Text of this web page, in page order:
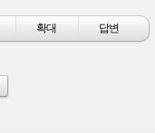
확대 답변